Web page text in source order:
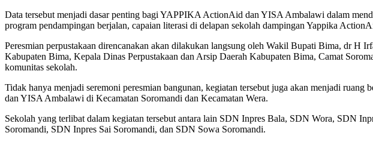
Data tersebut menjadi dasar penting bagi YAPPIKA ActionAid dan YISA Ambalawi dalam
program pendampingan berjalan, capaian literasi di delapan sekolah dampingan Yappika
Peresmian perpustakaan direncanakan akan dilakukan langsung oleh Wakil Bupati Bima, dr
Kabupaten Bima, Kepala Dinas Perpustakaan dan Arsip Daerah Kabupaten Bima, Camat
komunitas sekolah.
Tidak hanya menjadi seremoni peresmian bangunan, kegiatan tersebut juga akan menjadi
dan YISA Ambalawi di Kecamatan Soromandi dan Kecamatan Wera.
Sekolah yang terlibat dalam kegiatan tersebut antara lain SDN Inpres Bala, SDN Wora, SDN
Soromandi, SDN Inpres Sai Soromandi, dan SDN Sowa Soromandi.